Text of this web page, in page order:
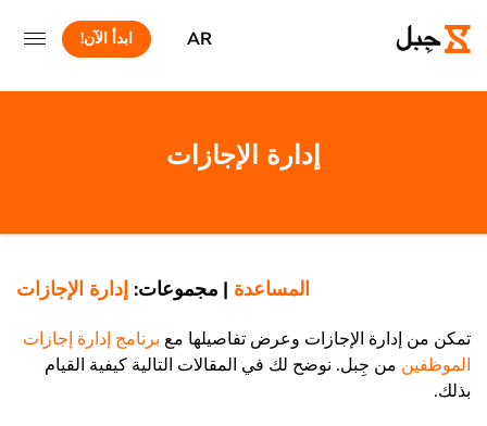
AR ابدأ الآن!
إدارة الإجازات
المساعدة | مجموعات: إدارة الإجازات
تمكن من إدارة الإجازات وعرض تفاصيلها مع برنامج إدارة إجازات
الموظفين من جِبل. نوضح لك في المقالات التالية كيفية القيام
بذلك.